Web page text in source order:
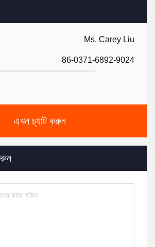
Ms. Carey Liu
86-0371-6892-9024
এখন চ্যাট করুন